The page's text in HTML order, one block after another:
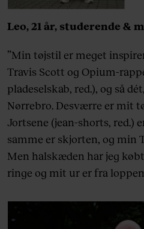
Leo, 21 år, studerende &
”Min tøjstil er meget
Travis Scott og Opium-
pladeselskab, red.), og så
Nørrebro. Desværre er mit
Jortsene (jean-shorts, red.)
samme er skjorten, og min
Men halskæden har jeg
ringe og mit ur er fra